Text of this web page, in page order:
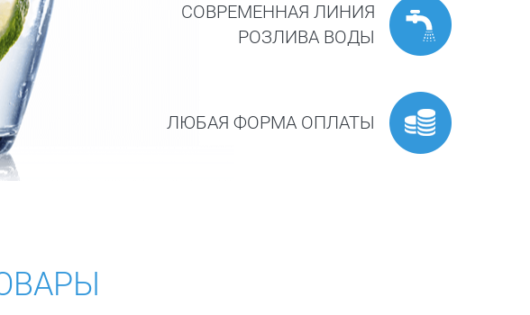
СОВРЕМЕННАЯ ЛИНИЯ
РОЗЛИВА ВОДЫ
ЛЮБАЯ ФОРМА ОПЛАТЫ